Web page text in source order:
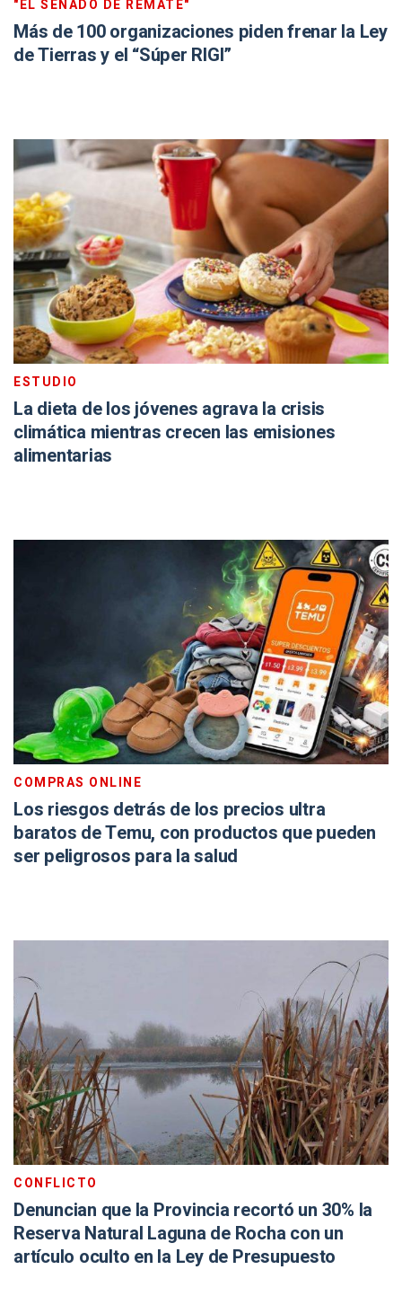
"EL SENADO DE REMATE"
Más de 100 organizaciones piden frenar la Ley
de Tierras y el “Súper RIGI”
ESTUDIO
La dieta de los jóvenes agrava la crisis
climática mientras crecen las emisiones
alimentarias
COMPRAS ONLINE
Los riesgos detrás de los precios ultra
baratos de Temu, con productos que pueden
ser peligrosos para la salud
CONFLICTO
Denuncian que la Provincia recortó un 30% la
Reserva Natural Laguna de Rocha con un
artículo oculto en la Ley de Presupuesto